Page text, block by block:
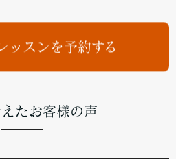
ッスンを予約する
たお客様の声